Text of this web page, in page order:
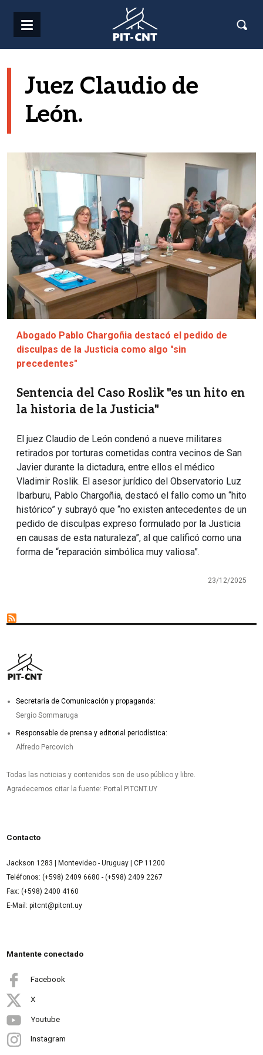
Juez Claudio de
León.
Imagen
Abogado Pablo Chargoñia destacó el pedido de
disculpas de la Justicia como algo "sin
precedentes"
Sentencia del Caso Roslik "es un hito en
la historia de la Justicia"
El juez Claudio de León condenó a nueve militares
retirados por torturas cometidas contra vecinos de San
Javier durante la dictadura, entre ellos el médico
Vladimir Roslik. El asesor jurídico del Observatorio Luz
Ibarburu, Pablo Chargoñia, destacó el fallo como un “hito
histórico” y subrayó que “no existen antecedentes de un
pedido de disculpas expreso formulado por la Justicia
en causas de esta naturaleza”, al que calificó como una
forma de “reparación simbólica muy valiosa”.
23/12/2025
Secretaría de Comunicación y propaganda:
Sergio Sommaruga
Responsable de prensa y editorial periodística:
Alfredo Percovich
Todas las noticias y contenidos son de uso público y libre.
Agradecemos citar la fuente: Portal PITCNT.UY
Contacto
Jackson 1283 | Montevideo - Uruguay | CP 11200
Teléfonos: (+598) 2409 6680 - (+598) 2409 2267
Fax: (+598) 2400 4160
E-Mail: pitcnt@pitcnt.uy
Mantente conectado
Facebook
X
Youtube
Instagram